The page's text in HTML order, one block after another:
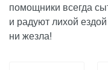
помощники всегда
и радуют лихой
ни жезла!